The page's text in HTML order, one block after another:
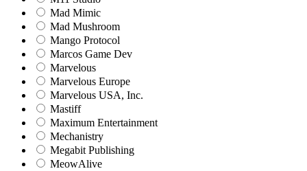
Mad Mimic
Mad Mushroom
Mango Protocol
Marcos Game Dev
Marvelous
Marvelous Europe
Marvelous USA, Inc.
Mastiff
Maximum Entertainment
Mechanistry
Megabit Publishing
MeowAlive